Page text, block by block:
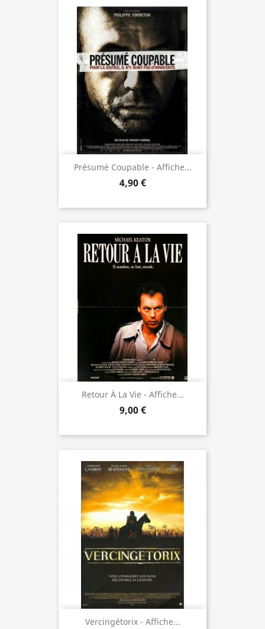
Présumé Coupable - Affiche...
4,90 €
Retour À La Vie - Affiche...
9,00 €
Vercingétorix - Affiche...